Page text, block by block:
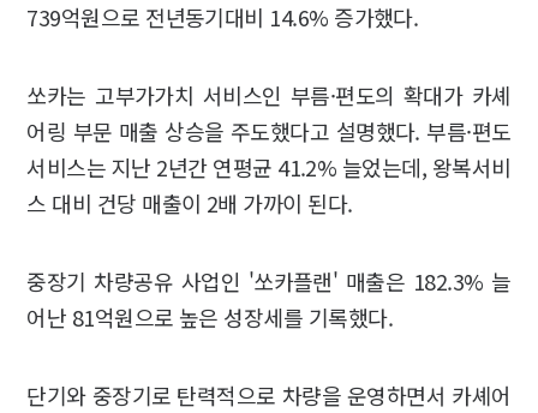
739억원으로 전년동기대비 14.6% 증가했다.
쏘카는 고부가가치 서비스인 부름·편도의 확대가 카셰
어링 부문 매출 상승을 주도했다고 설명했다. 부름·편도
서비스는 지난 2년간 연평균 41.2% 늘었는데, 왕복서비
스 대비 건당 매출이 2배 가까이 된다.
중장기 차량공유 사업인 '쏘카플랜' 매출은 182.3% 늘
어난 81억원으로 높은 성장세를 기록했다.
단기와 중장기로 탄력적으로 차량을 운영하면서 카셰어